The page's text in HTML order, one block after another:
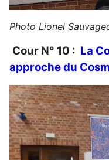
Photo Lionel
Cour N° 10 : La
approche du